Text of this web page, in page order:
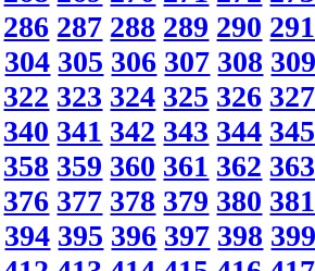
286 287 288 289 290 291
304 305 306 307 308
322 323 324 325 326 327
340 341 342 343 344 345
358 359 360 361 362 363
376 377 378 379 380 381
394 395 396 397 398